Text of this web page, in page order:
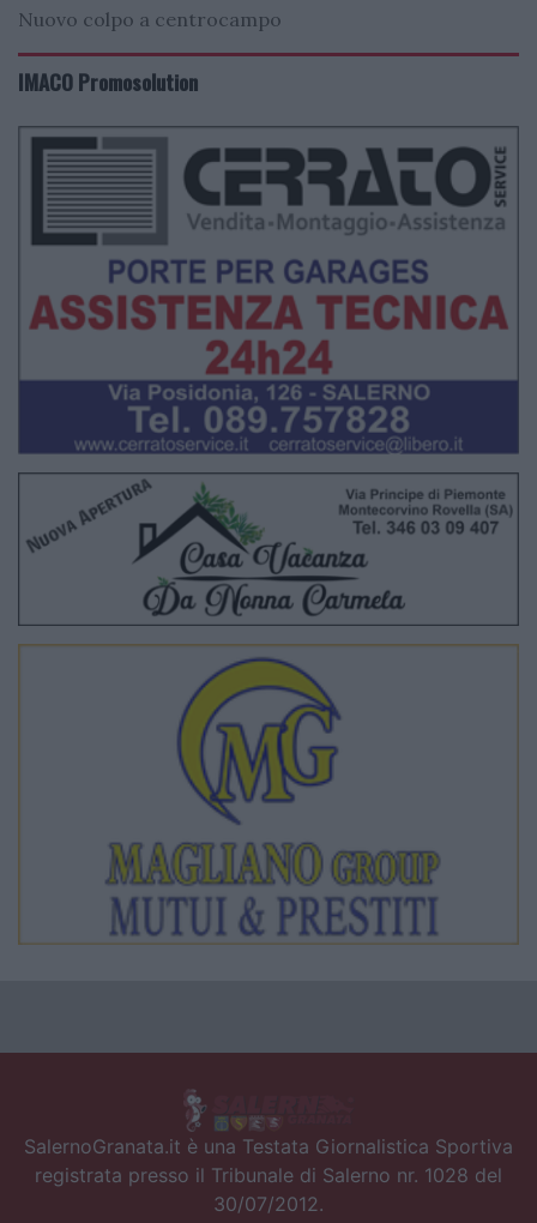
Nuovo colpo a centrocampo
IMACO Promosolution
SalernoGranata.it è una Testata Giornalistica Sportiva
registrata presso il Tribunale di Salerno nr. 1028 del
30/07/2012.